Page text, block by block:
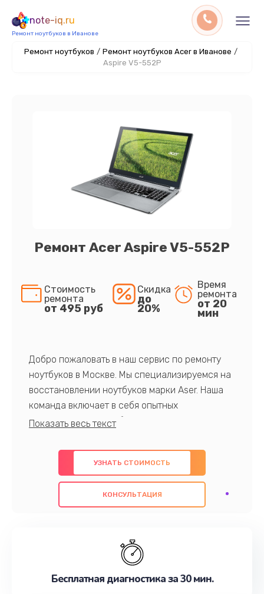
note-iq.ru
Ремонт ноутбуков в Иванове
Ремонт ноутбуков / Ремонт ноутбуков Acer в Иванове /
Aspire V5-552P
Ремонт Acer Aspire V5-552P
Стоимость
ремонта
от 495 руб
Скидка
до
20%
Время
ремонта
от 20
мин
Добро пожаловать в наш сервис по ремонту
ноутбуков в Москве. Мы специализируемся на
восстановлении ноутбуков марки Aser. Наша
команда включает в себя опытных
профессионалов с обширными знаниями и
предлагаем быстрый и качественный ремонт с
использованием оригинальных компонентов, а
также гарантируем качество всех
проведенных работ. Наша цель - предоставить
наилучшим образом. Не медлите записаться на
УЗНАТЬ СТОИМОСТЬ
КОНСУЛЬТАЦИЯ
Бесплатная диагностика за 30 мин.